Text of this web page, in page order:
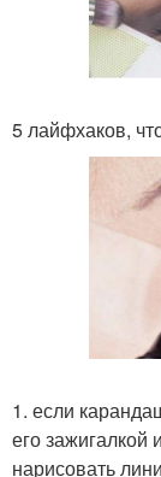
5 лайфхаков,
1. если
его
нарисовать